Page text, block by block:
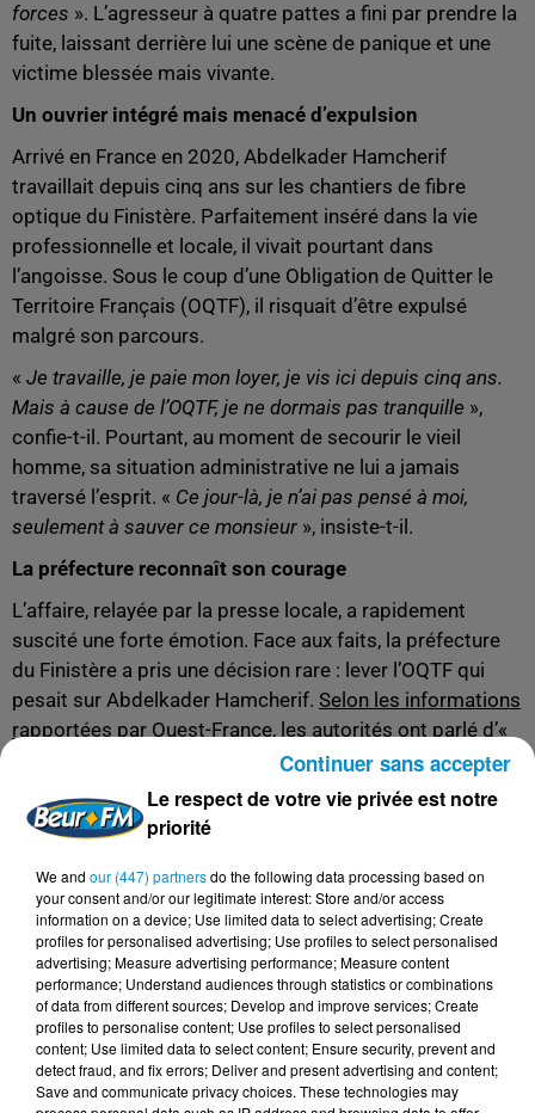
forces ». L’agresseur à quatre pattes a fini par prendre la
fuite, laissant derrière lui une scène de panique et une
victime blessée mais vivante.
Un ouvrier intégré mais menacé d’expulsion
Arrivé en France en 2020, Abdelkader Hamcherif
travaillait depuis cinq ans sur les chantiers de fibre
optique du Finistère. Parfaitement inséré dans la vie
professionnelle et locale, il vivait pourtant dans
l’angoisse. Sous le coup d’une Obligation de Quitter le
Territoire Français (OQTF), il risquait d’être expulsé
malgré son parcours.
« Je travaille, je paie mon loyer, je vis ici depuis cinq ans.
Mais à cause de l’OQTF, je ne dormais pas tranquille »,
confie-t-il. Pourtant, au moment de secourir le vieil
homme, sa situation administrative ne lui a jamais
traversé l’esprit. « Ce jour-là, je n’ai pas pensé à moi,
seulement à sauver ce monsieur », insiste-t-il.
La préfecture reconnaît son courage
L’affaire, relayée par la presse locale, a rapidement
suscité une forte émotion. Face aux faits, la préfecture
du Finistère a pris une décision rare : lever l’OQTF qui
pesait sur Abdelkader Hamcherif. Selon les informations
rapportées par Ouest-France, les autorités ont parlé d’«
un acte de bravoure qui mérite reconnaissance ».
Pour le technicien, cette annonce a eu l’effet d’un
immense soulagement. «
était levée, j’ai enfin respiré», confie-t-il. Il peut désormais
envisager son avenir en France avec davantage de
sérénité.
Une commune émue et reconnaissante
À Tréméoc, l’histoire a marqué les habitants. Les
riverains n’ont pas manqué de saluer le courage de ce
travailleur étranger, rappelant qu’il avait pris des risques
Le respect de votre vie privée est notre
priorité
We and our (447) partnersdo the following data processing based on
your consent and/or our legitimate interest: Store and/or access
information on a device; Use limited data to select advertising; Create
profiles for personalised advertising; Use profiles to select personalised
advertising; Measure advertising performance; Measure content
performance; Understand audiences through statistics or combinations
of data from different sources; Develop and improve services; Create
profiles to personalise content; Use profiles to select personalised
content; Use limited data to select content; Ensure security, prevent and
detect fraud, and fix errors; Deliver and present advertising and content;
Save and communicate privacy choices. These technologies may
Continuer sans accepter